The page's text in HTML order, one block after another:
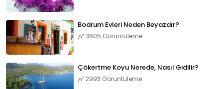
Bodrum Evleri Neden Beyazdır?
3605 Görüntüleme
Çökertme Koyu Nerede, Nasıl Gidilir?
2993 Görüntüleme